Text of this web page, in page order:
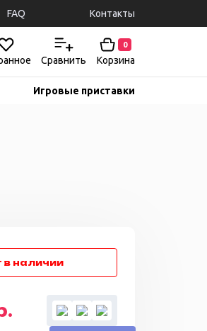
FAQ Контакты
Сравнить
0
Корзина
Игровые приставки